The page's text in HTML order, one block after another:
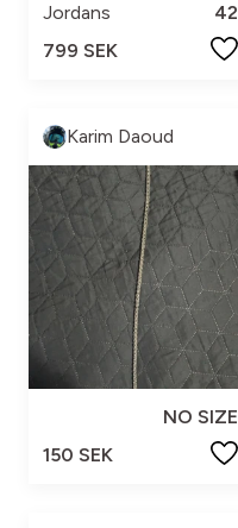
Jordans
42
799 SEK
Karim Daoud
NO SIZE
150 SEK